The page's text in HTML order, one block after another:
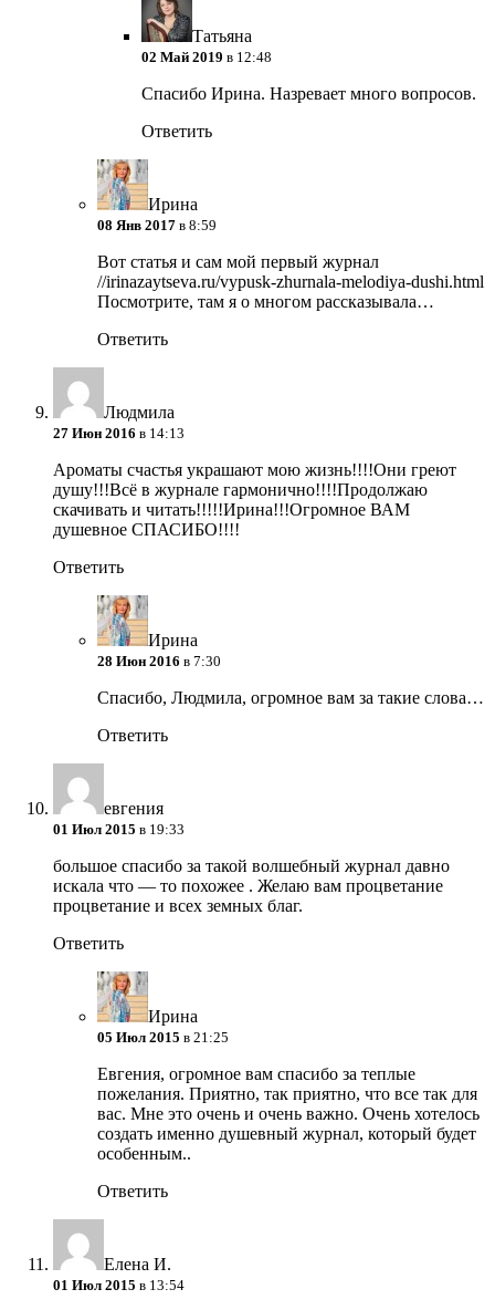
Татьяна
02 Май 2019 в 12:48
Спасибо Ирина. Назревает много вопросов.
Ответить
Ирина
08 Янв 2017 в 8:59
Вот статья и сам мой первый журнал
//irinazaytseva.ru/vypusk-zhurnala-melodiya-dushi.html
Посмотрите, там я о многом рассказывала…
Ответить
Людмила
27 Июн 2016 в 14:13
Ароматы счастья украшают мою жизнь!!!!Они греют
душу!!!Всё в журнале гармонично!!!!Продолжаю
скачивать и читать!!!!!Ирина!!!Огромное ВАМ
душевное СПАСИБО!!!!
Ответить
Ирина
28 Июн 2016 в 7:30
Спасибо, Людмила, огромное вам за такие слова…
Ответить
евгения
01 Июл 2015 в 19:33
большое спасибо за такой волшебный журнал давно
искала что — то похожее . Желаю вам процветание
процветание и всех земных благ.
Ответить
Ирина
05 Июл 2015 в 21:25
Евгения, огромное вам спасибо за теплые
пожелания. Приятно, так приятно, что все так для
вас. Мне это очень и очень важно. Очень хотелось
создать именно душевный журнал, который будет
особенным..
Ответить
Елена И.
01 Июл 2015 в 13:54